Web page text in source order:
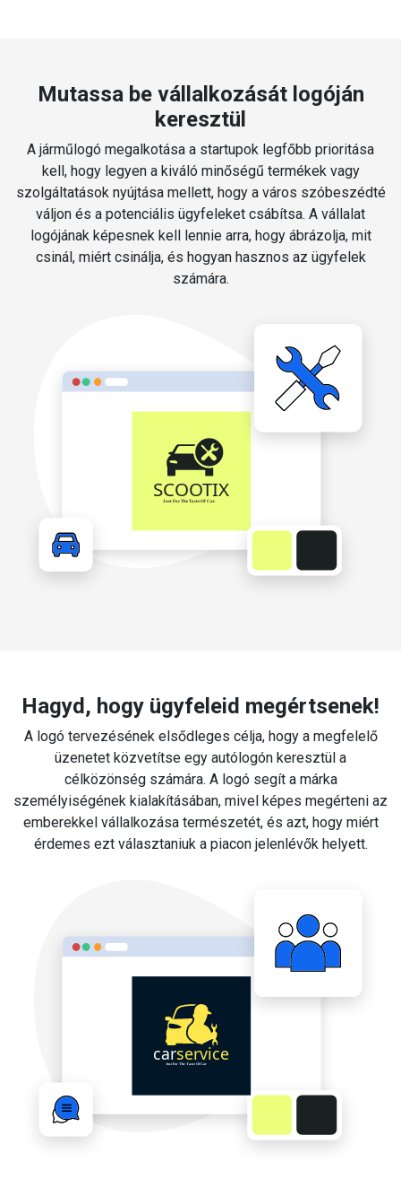
Mutassa be vállalkozását logóján
keresztül
A járműlogó megalkotása a startupok legfőbb prioritása
kell, hogy legyen a kiváló minőségű termékek vagy
szolgáltatások nyújtása mellett, hogy a város szóbeszédté
váljon és a potenciális ügyfeleket csábítsa. A vállalat
logójának képesnek kell lennie arra, hogy ábrázolja, mit
csinál, miért csinálja, és hogyan hasznos az ügyfelek
számára.
Hagyd, hogy ügyfeleid megértsenek!
A logó tervezésének elsődleges célja, hogy a megfelelő
üzenetet közvetítse egy autólogón keresztül a
célközönség számára. A logó segít a márka
személyiségének kialakításában, mivel képes megérteni az
emberekkel vállalkozása természetét, és azt, hogy miért
érdemes ezt választaniuk a piacon jelenlévők helyett.